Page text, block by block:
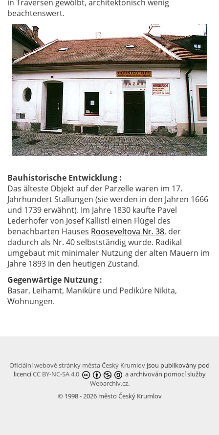
in Traversen gewölbt, architektonisch wenig
beachtenswert.
Bauhistorische Entwicklung :
Das älteste Objekt auf der Parzelle waren im 17.
Jahrhundert Stallungen (sie werden in den Jahren 1666
und 1739 erwähnt). Im Jahre 1830 kaufte Pavel
Lederhofer von Josef Kallistl einen Flügel des
benachbarten Hauses Rooseveltova Nr. 38, der
dadurch als Nr. 40 selbstständig wurde. Radikal
umgebaut mit minimaler Nutzung der alten Mauern im
Jahre 1893 in den heutigen Zustand.
Gegenwärtige Nutzung :
Basar, Leihamt, Maniküre und Pediküre Nikita,
Wohnungen.
Oficiální webové stránky města Český Krumlov jsou publikovány pod
licencíCC BY-NC-SA 4.0
a archivován pomocí služby
Webarchiv.cz.
© 1998 - 2026 město Český Krumlov